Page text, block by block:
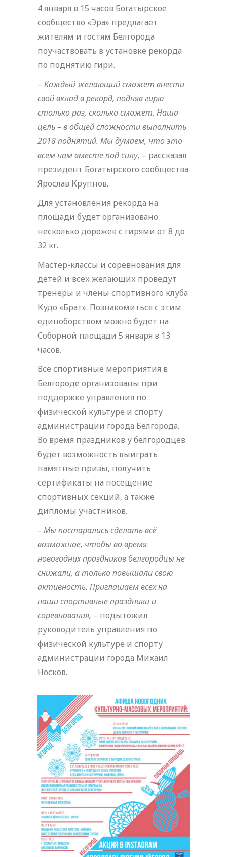
4 января в 15 часов Богатырское
сообщество «Эра» предлагает
жителям и гостям Белгорода
поучаствовать в установке рекорда
по поднятию гири.
– Каждый желающий сможет внести
свой вклад в рекорд, подняв гирю
столько раз, сколько сможет. Наша
цель – в общей сложности выполнить
2018 поднятий. Мы думаем, что это
всем нам вместе под силу, – рассказал
президент Богатырского сообщества
Ярослав Крупнов.
Для установления рекорда на
площади будет организовано
несколько дорожек с гирями от 8 до
32 кг.
Мастер-классы и соревнования для
детей и всех желающих проведут
тренеры и члены спортивного клуба
Кудо «Брат». Познакомиться с этим
единоборством можно будет на
Соборной площади 5 января в 13
часов.
Все спортивные мероприятия в
Белгороде организованы при
поддержке управления по
физической культуре и спорту
администрации города Белгорода.
Во время праздников у белгородцев
будет возможность выиграть
памятные призы, получить
сертификаты на посещение
спортивных секций, а также
дипломы участников.
– Мы постарались сделать всё
возможное, чтобы во время
новогодних праздников белгородцы не
снижали, а только повышали свою
активность. Приглашаем всех на
наши спортивные праздники и
соревнования, – подытожил
руководитель управления по
физической культуре и спорту
администрации города Михаил
Носков.